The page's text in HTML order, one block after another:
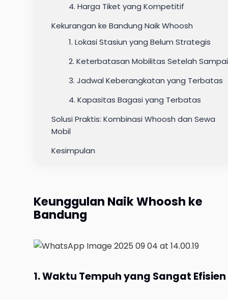
4. Harga Tiket yang Kompetitif
Kekurangan ke Bandung Naik Whoosh
1. Lokasi Stasiun yang Belum Strategis
2. Keterbatasan Mobilitas Setelah Sampai
3. Jadwal Keberangkatan yang Terbatas
4. Kapasitas Bagasi yang Terbatas
Solusi Praktis: Kombinasi Whoosh dan Sewa
Mobil
Kesimpulan
Keunggulan Naik Whoosh ke
Bandung
1. Waktu Tempuh yang Sangat Efisien